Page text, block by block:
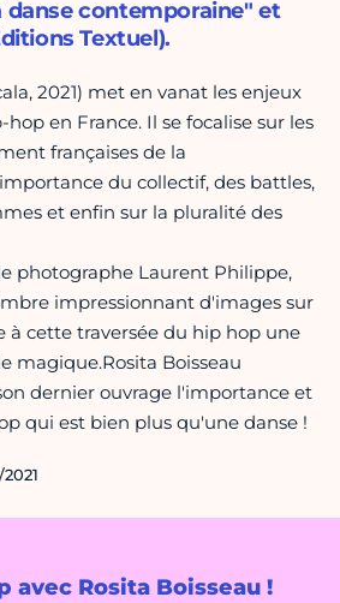
avec Rosita Boisseau !
danse contemporaine" et
Textuel).
2021) met en vanat les enjeux
en France. Il se focalise sur les
françaises de la
du collectif, des battles,
et enfin sur la pluralité des
photographe Laurent Philippe,
impressionnant d'images sur
à cette traversée du hip hop une
magique.Rosita Boisseau
dernier ouvrage l'importance et
qui est bien plus qu'une danse !